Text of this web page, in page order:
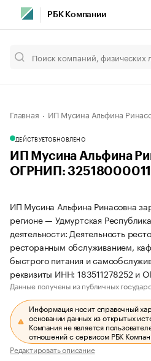
РБК Компании
Главная ИП Мусина Альфина
ДЕЙСТВУЕТОБНОВЛЕНО
ИП Мусина Альфина
ОГРНИП:
ИП Мусина Альфина Ринасовна
регионе — Удмуртская
деятельности: Деятельность
ресторанным обслуживанием,
быстрого питания и
реквизиты ИНН: 183511278252 и
Данные получены из публичных
Информация носит справочный
основании данных из открытых
Компания не является
отношений с сервисом РБК
Редактировать описание